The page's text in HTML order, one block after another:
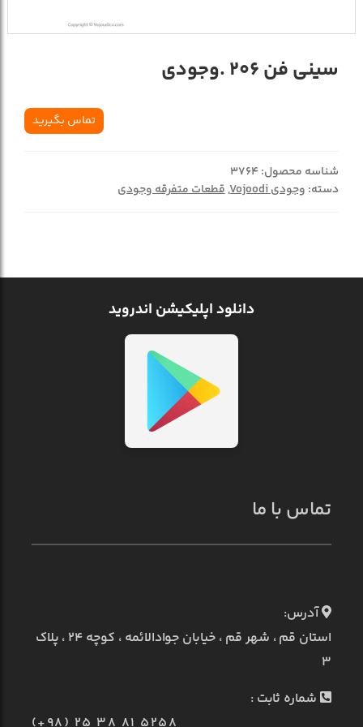
سینی فن 206 .وجودی
تماس بگیرید
شناسه محصول: 3764
دسته: وجودی Vojoodi ,قطعات متفرقه وجودی
دانلود اپلیکیشن اندروید
تماس با ما
آدرس:
استان قم ، شهر قم ، خیابان جوادالائمه ، کوچه ۲۴ ، پلاک
۳
شماره ثابت :